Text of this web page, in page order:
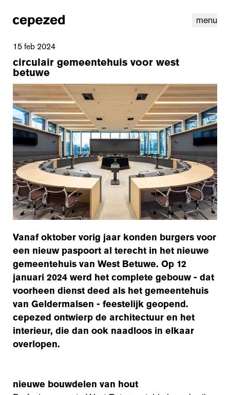
menu
linkedin cookiesnl | en
15 feb 2024
circulair gemeentehuis voor west
betuwe
Vanaf oktober vorig jaar konden burgers voor
een nieuw paspoort al terecht in het nieuwe
gemeentehuis van West Betuwe. Op 12
januari 2024 werd het complete gebouw - dat
voorheen dienst deed als het gemeentehuis
van Geldermalsen - feestelijk geopend.
cepezed ontwierp de architectuur en het
interieur, die dan ook naadloos in elkaar
overlopen.
nieuwe bouwdelen van hout